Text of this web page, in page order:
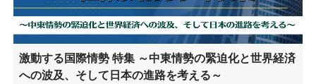
激動する国際情勢 特集 ～中東情勢の緊迫化と世界経済
への波及、そして日本の進路を考える～